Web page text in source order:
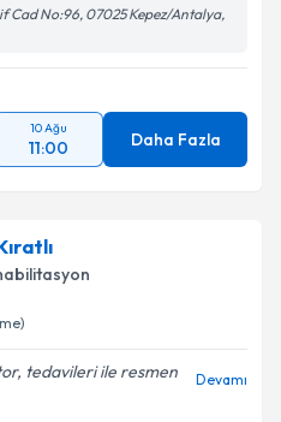
Cad No:96, 07025 Kepez/Antalya,
10 Ağu
11:00 Daha Fazla
tedavileri ile resmen
Devamı